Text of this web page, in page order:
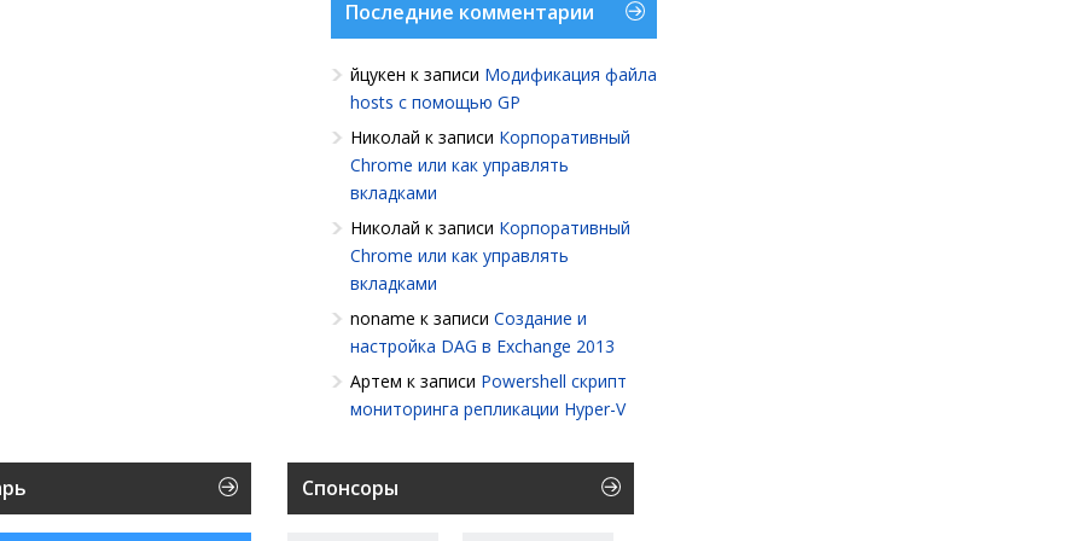
Последние комментарии
йцукен к записи Модификация файла
hosts с помощью GP
Николай к записи Корпоративный
Chrome или как управлять
вкладками
Николай к записи Корпоративный
Chrome или как управлять
вкладками
noname к записи Создание и
настройка DAG в Exchange 2013
Артем к записи Powershell cкрипт
мониторинга репликации Hyper-V
Спонсоры